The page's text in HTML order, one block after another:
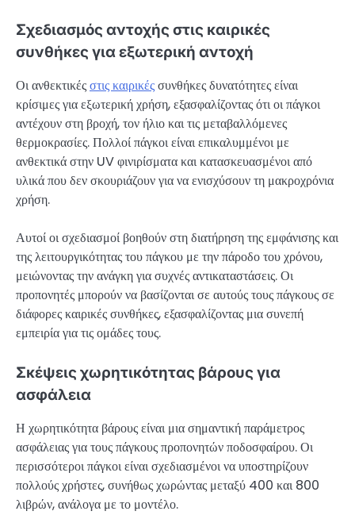
Σχεδιασμός αντοχής στις καιρικές
συνθήκες για εξωτερική αντοχή
Οι ανθεκτικέςστις καιρικέςσυνθήκες δυνατότητες είναι
κρίσιμες για εξωτερική χρήση, εξασφαλίζοντας ότι οι πάγκοι
αντέχουν στη βροχή, τον ήλιο και τις μεταβαλλόμενες
θερμοκρασίες. Πολλοί πάγκοι είναι επικαλυμμένοι με
ανθεκτικά στην UV φινιρίσματα και κατασκευασμένοι από
υλικά που δεν σκουριάζουν για να ενισχύσουν τη μακροχρόνια
χρήση.
Αυτοί οι σχεδιασμοί βοηθούν στη διατήρηση της εμφάνισης και
της λειτουργικότητας του πάγκου με την πάροδο του χρόνου,
μειώνοντας την ανάγκη για συχνές αντικαταστάσεις. Οι
προπονητές μπορούν να βασίζονται σε αυτούς τους πάγκους σε
διάφορες καιρικές συνθήκες, εξασφαλίζοντας μια συνεπή
εμπειρία για τις ομάδες τους.
Σκέψεις χωρητικότητας βάρους για
ασφάλεια
Η χωρητικότητα βάρους είναι μια σημαντική παράμετρος
ασφάλειας για τους πάγκους προπονητών ποδοσφαίρου. Οι
περισσότεροι πάγκοι είναι σχεδιασμένοι να υποστηρίζουν
πολλούς χρήστες, συνήθως χωρώντας μεταξύ 400 και 800
λιβρών, ανάλογα με το μοντέλο.